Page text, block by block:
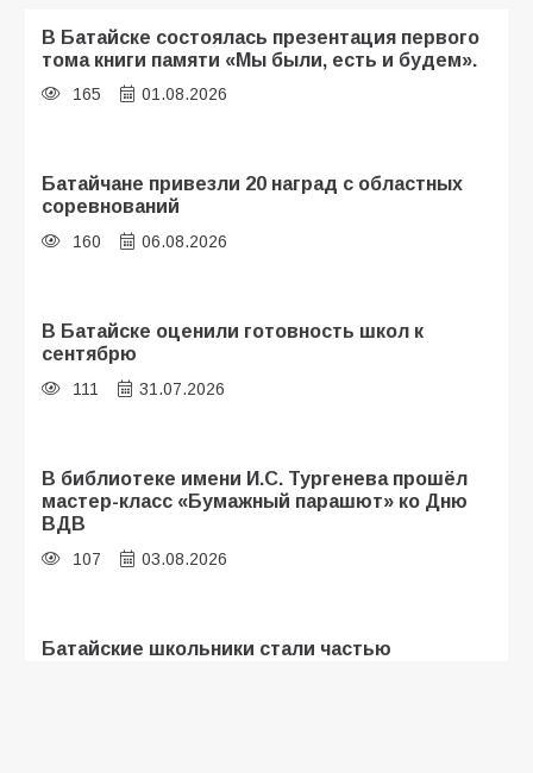
В Батайске состоялась презентация первого
тома книги памяти «Мы были, есть и будем».
165 01.08.2026
Батайчане привезли 20 наград с областных
соревнований
160 06.08.2026
В Батайске оценили готовность школ к
сентябрю
111 31.07.2026
В библиотеке имени И.С. Тургенева прошёл
мастер-класс «Бумажный парашют» ко Дню
ВДВ
107 03.08.2026
Батайские школьники стали частью